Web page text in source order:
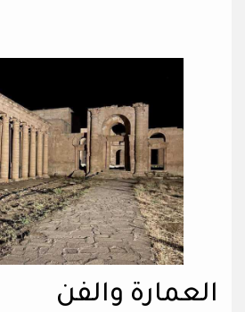
العمارة والفن